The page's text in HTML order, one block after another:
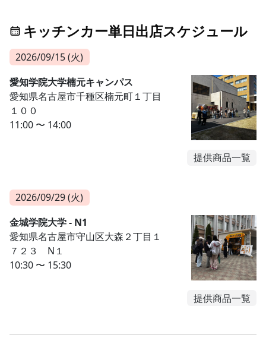
キッチンカー単日出店スケジュール
2026/09/15 (火)
愛知学院大学楠元キャンパス
愛知県名古屋市千種区楠元町１丁目
１００
11:00 〜 14:00
提供商品一覧
2026/09/29 (火)
金城学院大学 - N1
愛知県名古屋市守山区大森２丁目１
７２３ N１
10:30 〜 15:30
提供商品一覧